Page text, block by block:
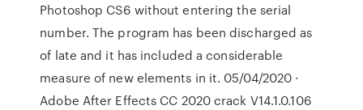
Photoshop CS6 without entering the serial
number. The program has been discharged as
of late and it has included a considerable
measure of new elements in it. 05/04/2020 ·
Adobe After Effects CC 2020 crack V14.1.0.106